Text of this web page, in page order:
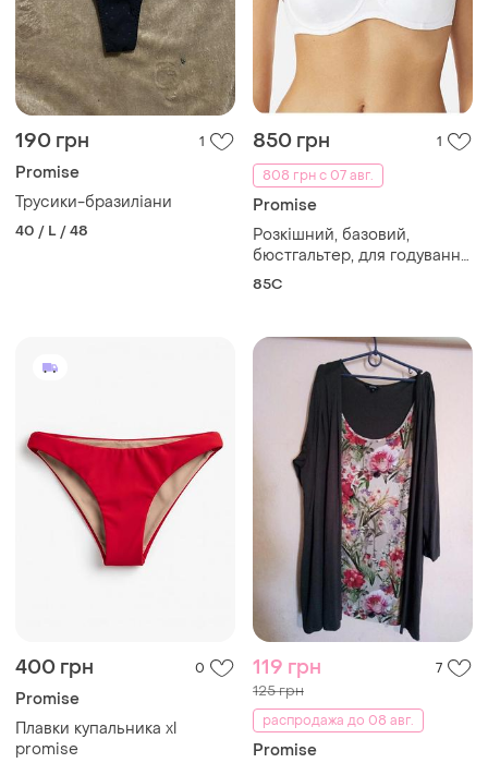
190 грн 1
Promise
Трусики-бразиліани
40 / L / 48
850 грн
1
808 грн с 07 авг.
Promise
Розкішний, базовий,
бюстгальтер, для годування,
в білому кольорі, від
85C
400 грн 0
Promise
Плавки купальника xl
promise
119 грн 7
125 грн
распродажа до 08 авг.
Promise